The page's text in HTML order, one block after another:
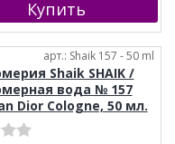
арт.: Shaik 157 - 50 ml
Shaik SHAIK /
вода № 157
Dior Cologne, 50 мл.